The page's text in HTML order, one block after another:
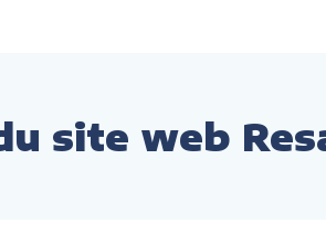
site web